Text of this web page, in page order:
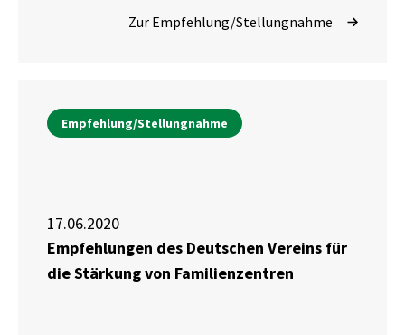
vom 20. Juni 2019 zur Vereinbarkeit von
der Richtlinie 2010/18/EU des Rates
(Vereinbarkeitsrichtlinienumsetzungsgesetz
Zur Empfehlung/Stellungnahme
Empfehlung/Stellungnahme
17.06.2020
Empfehlungen des Deutschen Vereins für
die Stärkung von Familienzentren